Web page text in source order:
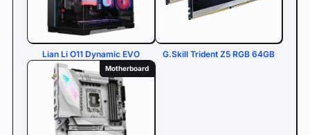
Lian Li O11 Dynamic EVO G.Skill Trident Z5 RGB 64GB
Motherboard